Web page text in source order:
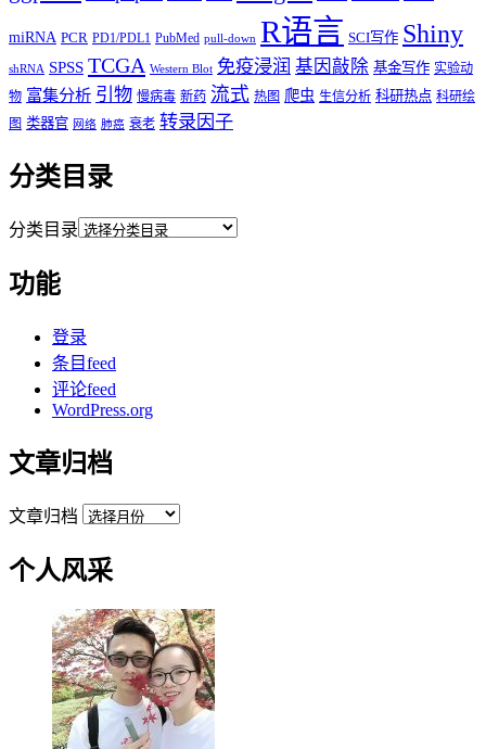
miRNA PCR PD1/PDL1 PubMed pull-down R语言 SCI写作 Shiny
shRNA SPSS TCGA Western Blot 免疫浸润 基因敲除 基金写作 实验动
物 富集分析 引物 慢病毒 新药 流式 热图 爬虫 生信分析 科研热点 科研绘
图 类器官 网络 肺癌 衰老 转录因子
分类目录
分类目录
功能
登录
条目feed
评论feed
WordPress.org
文章归档
文章归档
个人风采